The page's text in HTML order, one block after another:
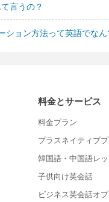
言うの？
ション方法って英語でなん
料金とサービス
料金プラン
プラスネイティブ
韓国語・中国語レ
子供向け英会話
ビジネス英会話オ